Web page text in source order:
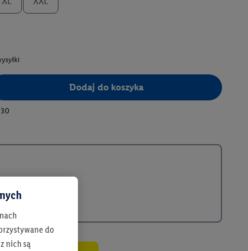
Dodaj do koszyka
do
nich są